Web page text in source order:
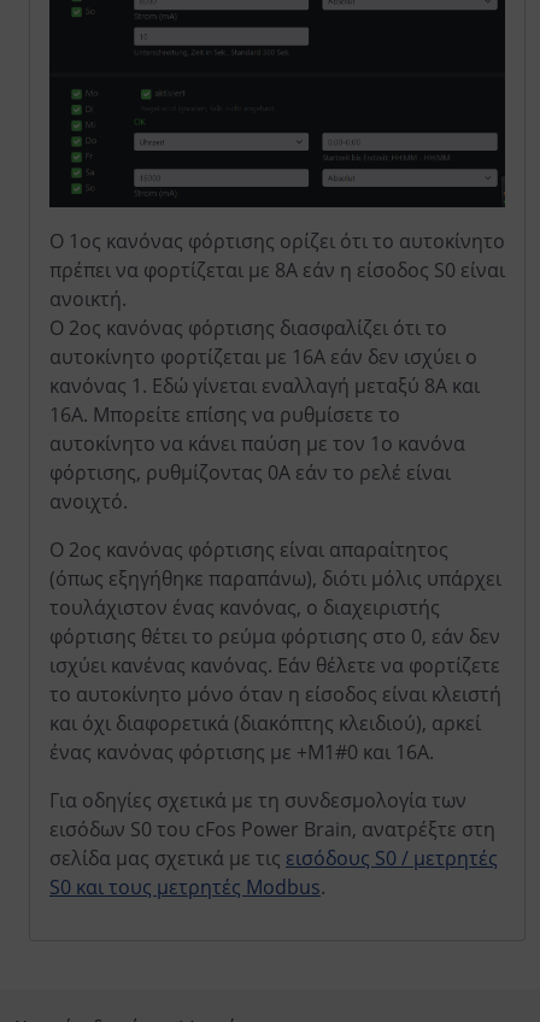
Ο 1ος κανόνας φόρτισης ορίζει ότι το αυτοκίνητο
πρέπει να φορτίζεται με 8Α εάν η είσοδος S0 είναι
ανοικτή.
Ο 2ος κανόνας φόρτισης διασφαλίζει ότι το
αυτοκίνητο φορτίζεται με 16Α εάν δεν ισχύει ο
κανόνας 1. Εδώ γίνεται εναλλαγή μεταξύ 8Α και
16Α. Μπορείτε επίσης να ρυθμίσετε το
αυτοκίνητο να κάνει παύση με τον 1ο κανόνα
φόρτισης, ρυθμίζοντας 0Α εάν το ρελέ είναι
ανοιχτό.
Ο 2ος κανόνας φόρτισης είναι απαραίτητος
(όπως εξηγήθηκε παραπάνω), διότι μόλις υπάρχει
τουλάχιστον ένας κανόνας, ο διαχειριστής
φόρτισης θέτει το ρεύμα φόρτισης στο 0, εάν δεν
ισχύει κανένας κανόνας. Εάν θέλετε να φορτίζετε
το αυτοκίνητο μόνο όταν η είσοδος είναι κλειστή
και όχι διαφορετικά (διακόπτης κλειδιού), αρκεί
ένας κανόνας φόρτισης με +M1#0 και 16A.
Για οδηγίες σχετικά με τη συνδεσμολογία των
εισόδων S0 του cFos Power Brain, ανατρέξτε στη
σελίδα μας σχετικά με τις εισόδους S0 / μετρητές
S0 και τους μετρητές Modbus.